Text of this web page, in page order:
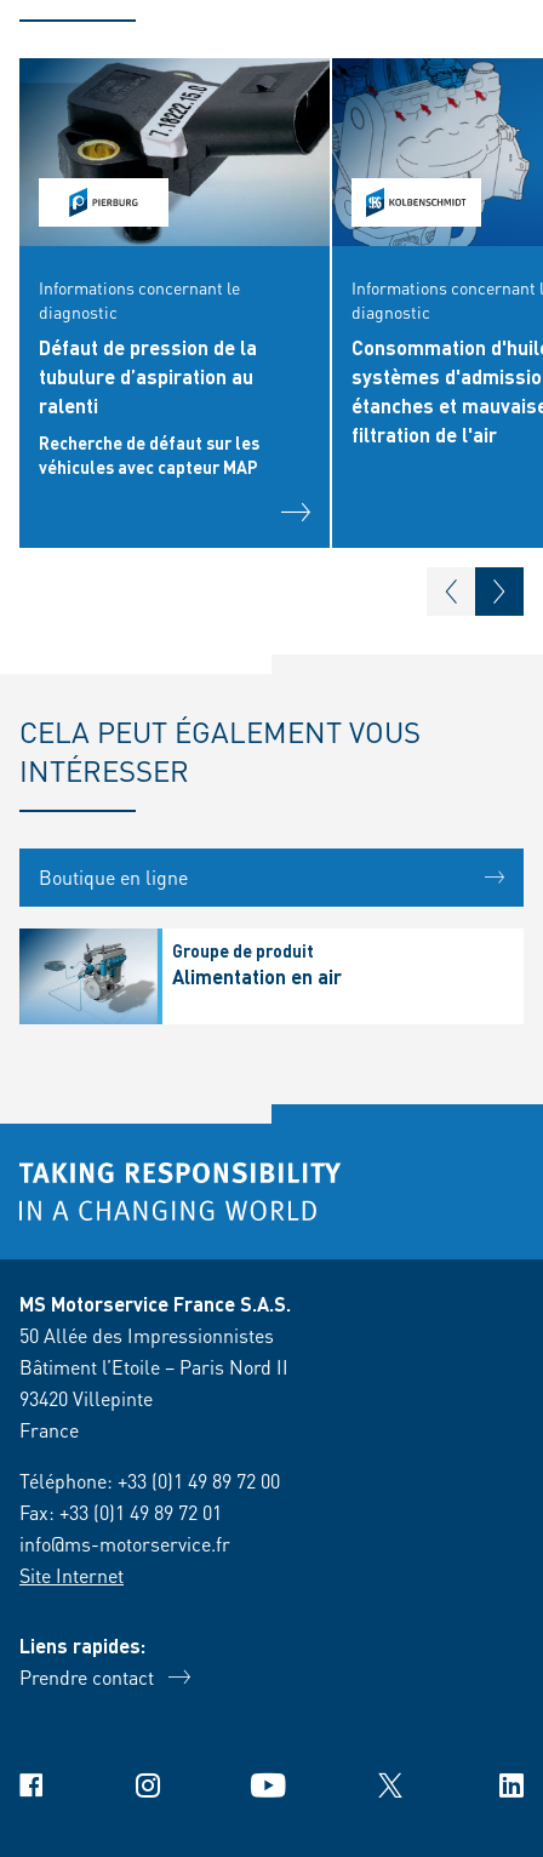
Informations concernant le
diagnostic
Défaut de pression de la
tubulure d’aspiration au
ralenti
Recherche de défaut sur les
véhicules avec capteur MAP
Informations concernant
diagnostic
Consommation
systèmes
étanches et
filtration de l'air
CELA PEUT ÉGALEMENT VOUS
INTÉRESSER
Boutique en ligne
Groupe de produit
Alimentation en air
MS Motorservice France S.A.S.
50 Allée des Impressionnistes
Bâtiment l’Etoile – Paris Nord II
93420 Villepinte
France
Téléphone: +33 (0)1 49 89 72 00
Fax: +33 (0)1 49 89 72 01
info@ms-motorservice.fr
Site Internet
Liens rapides:
Prendre contact
Facebook Instagram YouTube X